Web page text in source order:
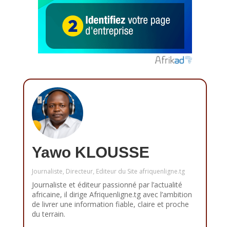
Yawo KLOUSSE
Journaliste, Directeur, Editeur du Site afriquenligne.tg
Journaliste et éditeur passionné par l’actualité
africaine, il dirige Afriquenligne.tg avec l’ambition
de livrer une information fiable, claire et proche
du terrain.